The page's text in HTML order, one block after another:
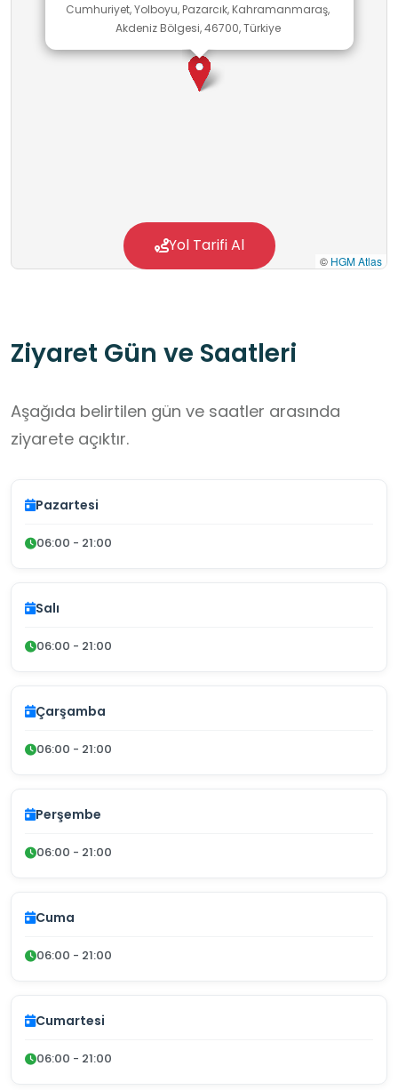
Cumhuriyet, Yolboyu, Pazarcık, Kahramanmaraş,
Akdeniz Bölgesi, 46700, Türkiye
© HGM Atlas
Yol Tarifi Al
Ziyaret Gün ve Saatleri
Aşağıda belirtilen gün ve saatler arasında
ziyarete açıktır.
Pazartesi
06:00 - 21:00
Salı
06:00 - 21:00
Çarşamba
06:00 - 21:00
Perşembe
06:00 - 21:00
Cuma
06:00 - 21:00
Cumartesi
06:00 - 21:00